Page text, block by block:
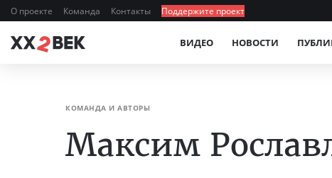
О проекте Команда Контакты Поддержите проект
ВИДЕО НОВОСТИ
КОМАНДА И АВТОРЫ
Максим